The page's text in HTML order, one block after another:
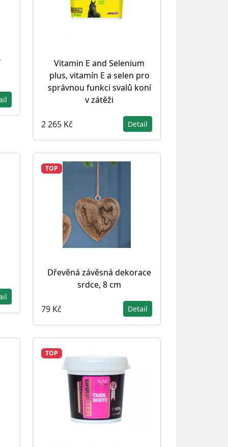
Vitamin E and Selenium
plus, vitamín E a selen pro
správnou funkci svalů koní
v zátěži
2 265 Kč Detail
TOP
Dřevěná závěsná dekorace
srdce, 8 cm
79 Kč Detail
TOP